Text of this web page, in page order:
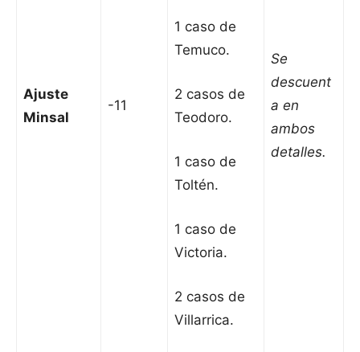
Ajuste
Minsal
-11
1 caso de
Temuco.
2 casos de
Teodoro.
1 caso de
Toltén.
1 caso de
Victoria.
2 casos de
Villarrica.
Se
descuent
a en
ambos
detalles.